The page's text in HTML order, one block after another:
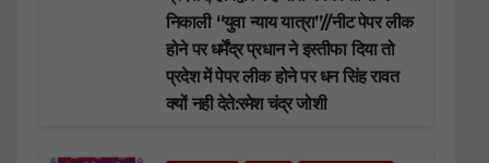
निकाली “युवा न्याय यात्रा”//नीट पेपर लीक
होने पर धर्मेंद्र प्रधान ने इस्तीफा दिया तो
प्रदेश में पेपर लीक होने पर धन सिंह रावत
क्यों नही देते:रमेश चंद्र जोशी